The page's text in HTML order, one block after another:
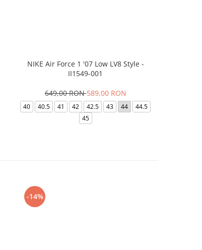
NIKE Air Force 1 '07 Low LV8 Style -
II1549-001
649,00 RON589,00 RON
40 40.5 41 42 42.5 43 44
44.5
45
-14%